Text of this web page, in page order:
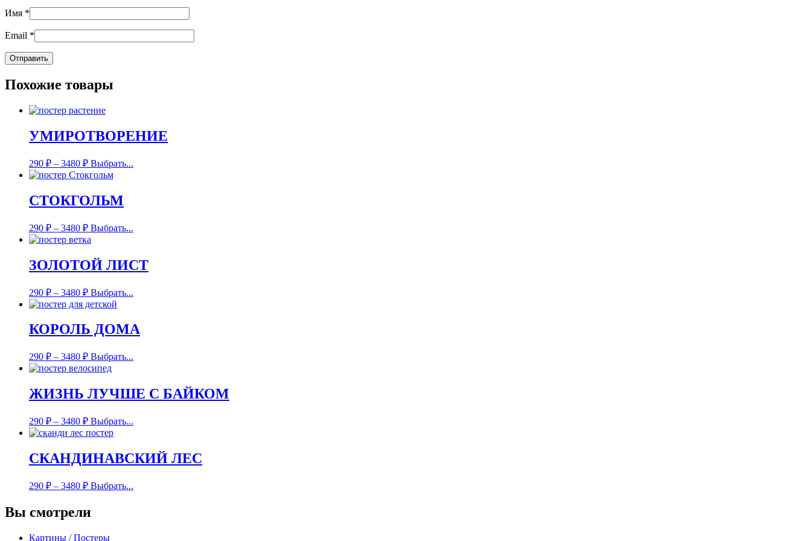
Имя *
Email *
Похожие товары
УМИРОТВОРЕНИЕ
290 ₽ – 3480 ₽ Выбрать...
СТОКГОЛЬМ
290 ₽ – 3480 ₽ Выбрать...
ЗОЛОТОЙ ЛИСТ
290 ₽ – 3480 ₽ Выбрать...
КОРОЛЬ ДОМА
290 ₽ – 3480 ₽ Выбрать...
ЖИЗНЬ ЛУЧШЕ С БАЙКОМ
290 ₽ – 3480 ₽ Выбрать...
СКАНДИНАВСКИЙ ЛЕС
290 ₽ – 3480 ₽ Выбрать...
Вы смотрели
Картины / Постеры